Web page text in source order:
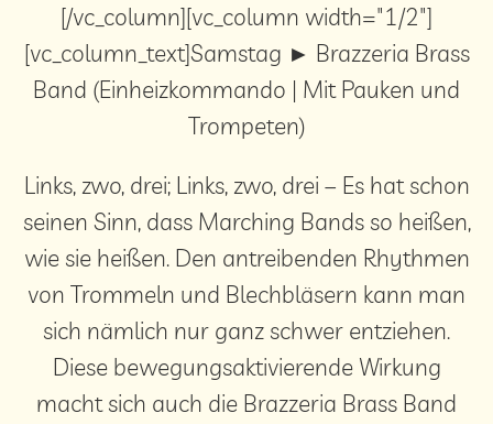
[/vc_column][vc_column width="1/2"]
[vc_column_text]Samstag ► Brazzeria Brass
Band (Einheizkommando | Mit Pauken und
Trompeten)
Links, zwo, drei; Links, zwo, drei – Es hat schon
seinen Sinn, dass Marching Bands so heißen,
wie sie heißen. Den antreibenden Rhythmen
von Trommeln und Blechbläsern kann man
sich nämlich nur ganz schwer entziehen.
Diese bewegungsaktivierende Wirkung
macht sich auch die Brazzeria Brass Band